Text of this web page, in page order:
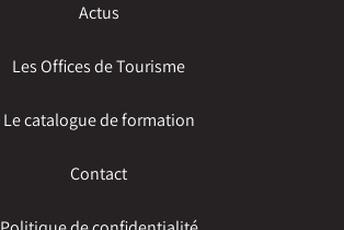
Actus
Les Offices de Tourisme
Le catalogue de formation
Contact